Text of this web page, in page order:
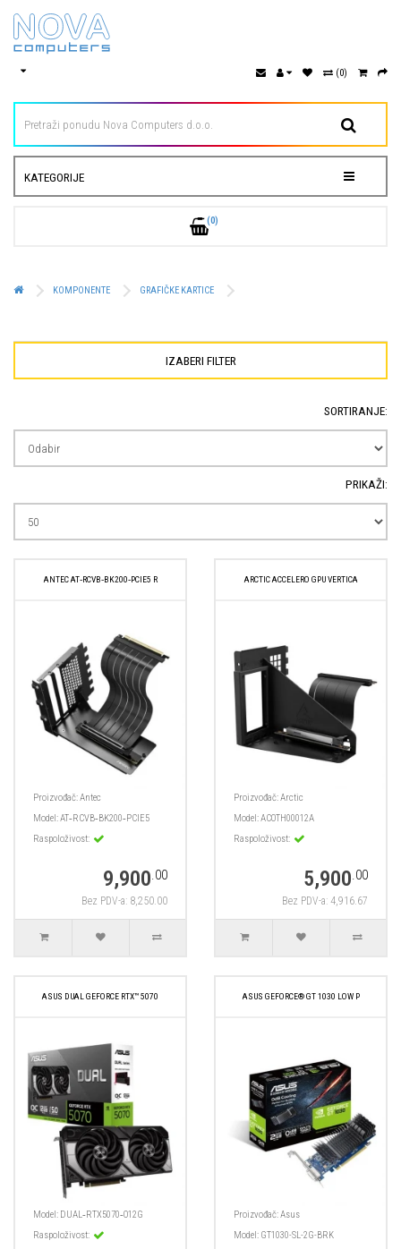
(0)
KATEGORIJE
(0)
KOMPONENTE GRAFIČKE KARTICE
IZABERI FILTER
SORTIRANJE:
PRIKAŽI:
ANTEC AT‑RCVB‑BK200‑PCIE5 R
Proizvođač:Antec
Model:AT‑RCVB‑BK200‑PCIE5
Raspoloživost:
9,900.00
Bez PDV-a: 8,250.00
ARCTIC ACCELERO GPU VERTICA
Proizvođač:Arctic
Model:ACOTH00012A
Raspoloživost:
5,900.00
Bez PDV-a: 4,916.67
ASUS DUAL GEFORCE RTX™ 5070
Model: DUAL‑RTX5070‑O12G
Raspoloživost:
ASUS GEFORCE® GT 1030 LOW P
Proizvođač:Asus
Model: GT1030-SL-2G-BRK